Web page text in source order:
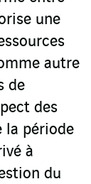
une
autre
de
des
la période
à
du